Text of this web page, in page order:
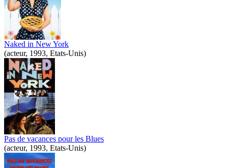
Naked in New York
(acteur, 1993, Etats-Unis)
Pas de vacances pour les Blues
(acteur, 1993, Etats-Unis)